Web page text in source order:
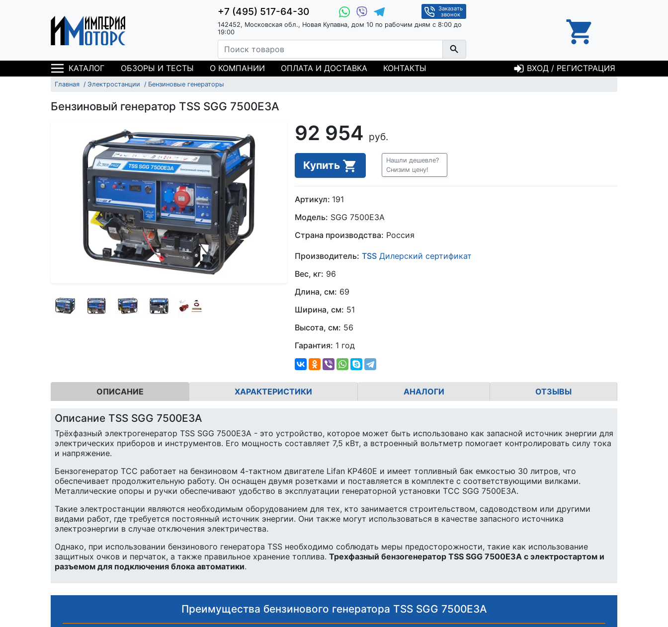
+7 (495) 517-64-30
Заказать
звонок
142452, Московская обл., Новая Купавна, дом 10 по рабочим дням с 8:00 до
19:00
КАТАЛОГ ОБЗОРЫ И ТЕСТЫ О КОМПАНИИ ОПЛАТА И ДОСТАВКА КОНТАКТЫ ВХОД / РЕГИСТРАЦИЯ
Главная Электростанции Бензиновые генераторы
Бензиновый генератор TSS SGG 7500E3A
92 954 руб.
Купить
Нашли дешевле?
Снизим цену!
Артикул: 191
Модель: SGG 7500E3A
Страна производства: Россия
Производитель: TSS Дилерский сертификат
Вес, кг: 96
Длина, см: 69
Ширина, см: 51
Высота, см: 56
Гарантия: 1 год
ОПИСАНИЕ ХАРАКТЕРИСТИКИ АНАЛОГИ ОТЗЫВЫ
Описание TSS SGG 7500E3A
Трёхфазный электрогенератор TSS SGG 7500E3A - это устройство, которое может быть использовано как запасной источник энергии для
электрических приборов и инструментов. Его мощность составляет 7,5 кВт, а встроенный вольтметр помогает контролировать силу тока
и напряжение.
Бензогенератор ТСС работает на бензиновом 4-тактном двигателе Lifan KP460E и имеет топливный бак емкостью 30 литров, что
обеспечивает продолжительную работу. Он оснащен двумя розетками и поставляется в комплекте с соответствующими вилками.
Металлические опоры и ручки обеспечивают удобство в эксплуатации генераторной установки ТСС SGG 7500E3A.
Такие электростанции являются необходимым оборудованием для тех, кто занимается строительством, садоводством или другими
видами работ, где требуется постоянный источник энергии. Они также могут использоваться в качестве запасного источника
электроэнергии в случае отключения электричества.
Однако, при использовании бензинового генератора TSS необходимо соблюдать меры предосторожности, такие как использование
защитных очков и перчаток, а также правильное хранение топлива. Трехфазный бензогенератор TSS SGG 7500E3A с электростартом и
разъемом для подключения блока автоматики.
Преимущества бензинового генератора TSS SGG 7500E3A